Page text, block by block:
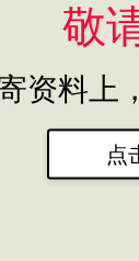
敬
资料上
点